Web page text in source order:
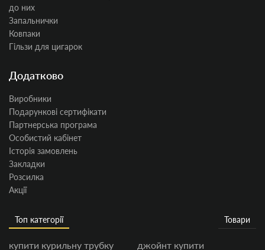
до них
Запальнички
Ковпаки
Гільзи для цигарок
Додатково
Виробники
Подарункові сертифікати
Партнерська програма
Особистий кабінет
Історія замовлень
Закладки
Розсилка
Акції
Топ категорії Товари
купити курильну трубку
джойнт купити